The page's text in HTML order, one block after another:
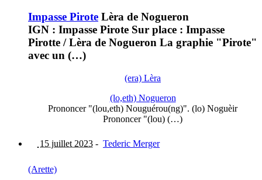
Impasse Pirote Lèra de Nogueron
IGN : Impasse Pirote Sur place : Impasse
Pirotte / Lèra de Nogueron La graphie "Pirote"
avec un (…)
(era) Lèra
(lo,eth) Nogueron
Prononcer "(lou,eth) Nouguérou(ng)". (lo) Noguèir
Prononcer "(lou) (…)
15 juillet 2023 - Tederic Merger
(Arette)